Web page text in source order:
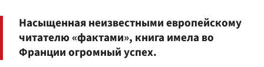
Насыщенная неизвестными европейскому
читателю «фактами», книга имела во
Франции огромный успех.